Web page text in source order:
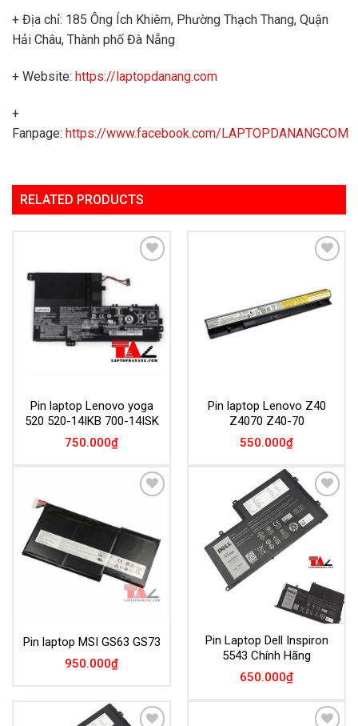
+ Địa chỉ: 185 Ông Ích Khiêm, Phường Thạch Thang, Quận
Hải Châu, Thành phố Đà Nẵng
+ Website: https://laptopdanang.com
+
Fanpage: https://www.facebook.com/LAPTOPDANANGCOM
RELATED PRODUCTS
Wishlist
Pin laptop Lenovo yoga
520 520-14IKB 700-14ISK
750.000₫
Pin laptop Lenovo Z40
Z4070 Z40-70
550.000₫
Pin laptop MSI GS63 GS73
950.000₫
Add to
Wishlist
Pin Laptop Dell Inspiron
5543 Chính Hãng
650.000₫